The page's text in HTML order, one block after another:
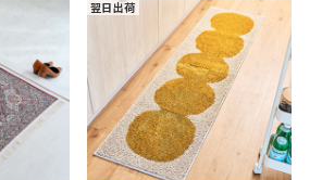
翌日出荷